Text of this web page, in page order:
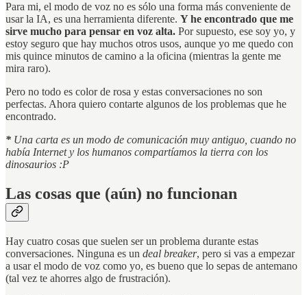
Para mi, el modo de voz no es sólo una forma más conveniente de
usar la IA, es una herramienta diferente. Y he encontrado que me
sirve mucho para pensar en voz alta. Por supuesto, ese soy yo, y
estoy seguro que hay muchos otros usos, aunque yo me quedo con
mis quince minutos de camino a la oficina (mientras la gente me
mira raro).
Pero no todo es color de rosa y estas conversaciones no son
perfectas. Ahora quiero contarte algunos de los problemas que he
encontrado.
* Una carta es un modo de comunicación muy antiguo, cuando no
había Internet y los humanos compartíamos la tierra con los
dinosaurios :P
Las cosas que (aún) no funcionan
Hay cuatro cosas que suelen ser un problema durante estas
conversaciones. Ninguna es un deal breaker, pero si vas a empezar
a usar el modo de voz como yo, es bueno que lo sepas de antemano
(tal vez te ahorres algo de frustración).